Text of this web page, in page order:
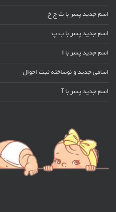
اسم جدید پسر با ت ج خ
اسم جدید پسر با ب پ
اسم جدید پسر با ا
اسامی جدید و نوساخته ثبت احوال
اسم جدید پسر با آ